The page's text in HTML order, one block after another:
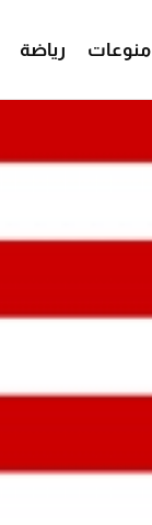
منوعات رياضة